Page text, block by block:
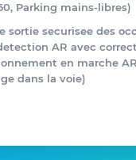
Parking mains-libres)
sortie securisee des
AR avec
en marche
dans la voie)